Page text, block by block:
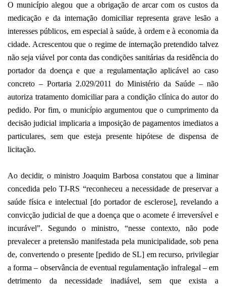
O município alegou que a obrigação de arcar com os custos da
medicação e da internação domiciliar representa grave lesão a
interesses públicos, em especial à saúde, à ordem e à economia da
cidade. Acrescentou que o regime de internação pretendido talvez
não seja viável por conta das condições sanitárias da residência do
portador da doença e que a regulamentação aplicável ao caso
concreto – Portaria 2.029/2011 do Ministério da Saúde – não
autoriza tratamento domiciliar para a condição clínica do autor do
pedido. Por fim, o município argumentou que o cumprimento da
decisão judicial implicaria a imposição de pagamentos imediatos a
particulares, sem que esteja presente hipótese de dispensa de
licitação.
Ao decidir, o ministro Joaquim Barbosa constatou que a liminar
concedida pelo TJ-RS “reconheceu a necessidade de preservar a
saúde física e intelectual [do portador de esclerose], revelando a
convicção judicial de que a doença que o acomete é irreversível e
incurável”. Segundo o ministro, “nesse contexto, não pode
prevalecer a pretensão manifestada pela municipalidade, sob pena
de, convertendo o presente [pedido de SL] em recurso, privilegiar
a forma – observância de eventual regulamentação infralegal – em
detrimento da necessidade inadiável, sem que exista a